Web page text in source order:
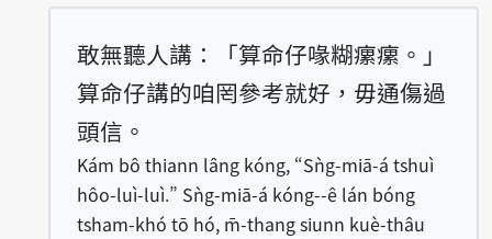
敢無聽人講：「算命仔喙糊瘰瘰。」
算命仔講的咱罔參考就好，毋通傷過
頭信。
Kám bô thiann lâng kóng, “Sǹg-miā-á tshuì
hôo-luì-luì.” Sǹg-miā-á kóng--ê lán bóng
tsham-khó tō hó, m̄-thang siunn kuè-thâu